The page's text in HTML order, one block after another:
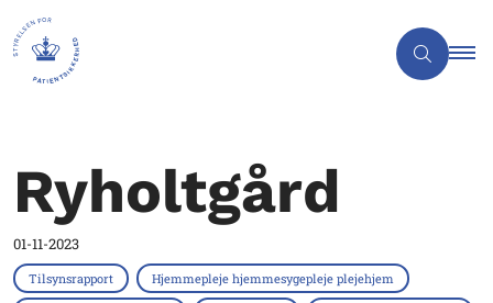
Ryholtgård
01-11-2023
Tilsynsrapport Hjemmepleje hjemmesygepleje plejehjem